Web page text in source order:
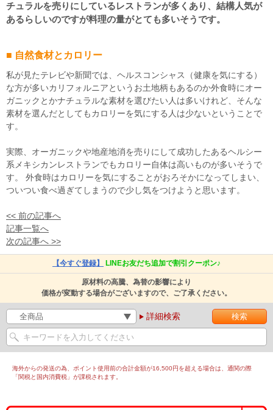
チュラルを売りにしているレストランが多くあり、結構人気が
あるらしいのですが料理の量がとても多いそうです。
■ 自然食材とカロリー
私が見たテレビや新聞では、ヘルスコンシャス（健康を気にする）
な方が多いカリフォルニアというお土地柄もあるのか外食時にオー
ガニックとかナチュラルな素材を選びたい人は多いけれど、そんな
素材を選んだとしてもカロリーを気にする人は少ないということで
す。
実際、オーガニックや地産地消を売りにして成功したあるヘルシー
系メキシカンレストランでもカロリー自体は高いものが多いそうで
す。 外食時はカロリーを気にすることがおろそかになってしまい、
ついつい食べ過ぎてしまうので少し気をつけようと思います。
<< 前の記事へ
記事一覧へ
次の記事へ >>
【今すぐ登録】 LINEお友だち追加で割引クーポン♪
原材料の高騰、為替の影響により
価格が変動する場合がございますので、ご了承ください。
詳細検索
海外からの発送の為、ポイント使用前の合計金額が16,500円を超える場合は、通関の際
「関税と国内消費税」が課税されます。